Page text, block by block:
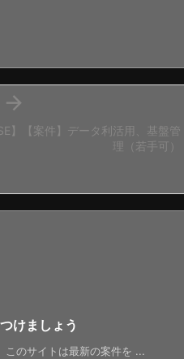
SE】【案件】データ利活用、基盤管
理（若手可）

けましょう
のサイトは最新の案件を ...